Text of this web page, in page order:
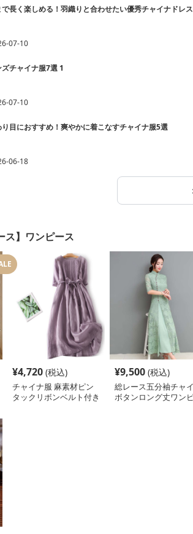
長く楽しめる！羽織りと合わせたい優秀チャイナドレ
07-10
チャイナ服7選 1
07-10
目におすすめ！爽やかに着こなすチャイナ服5選
06-18
ス】ワンピース
¥4,720 (税込)
チャイナ服 麻素材ピン
タックリボンベルト付き
¥9,500 (税込)
総レース五分袖チャ
ボタンロング丈ワン